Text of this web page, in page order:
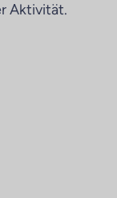
Aktivität.